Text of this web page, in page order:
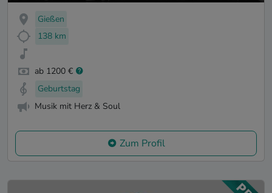
Gießen
138 km
ab 1200 €
Geburtstag
Musik mit Herz & Soul
Zum Profil